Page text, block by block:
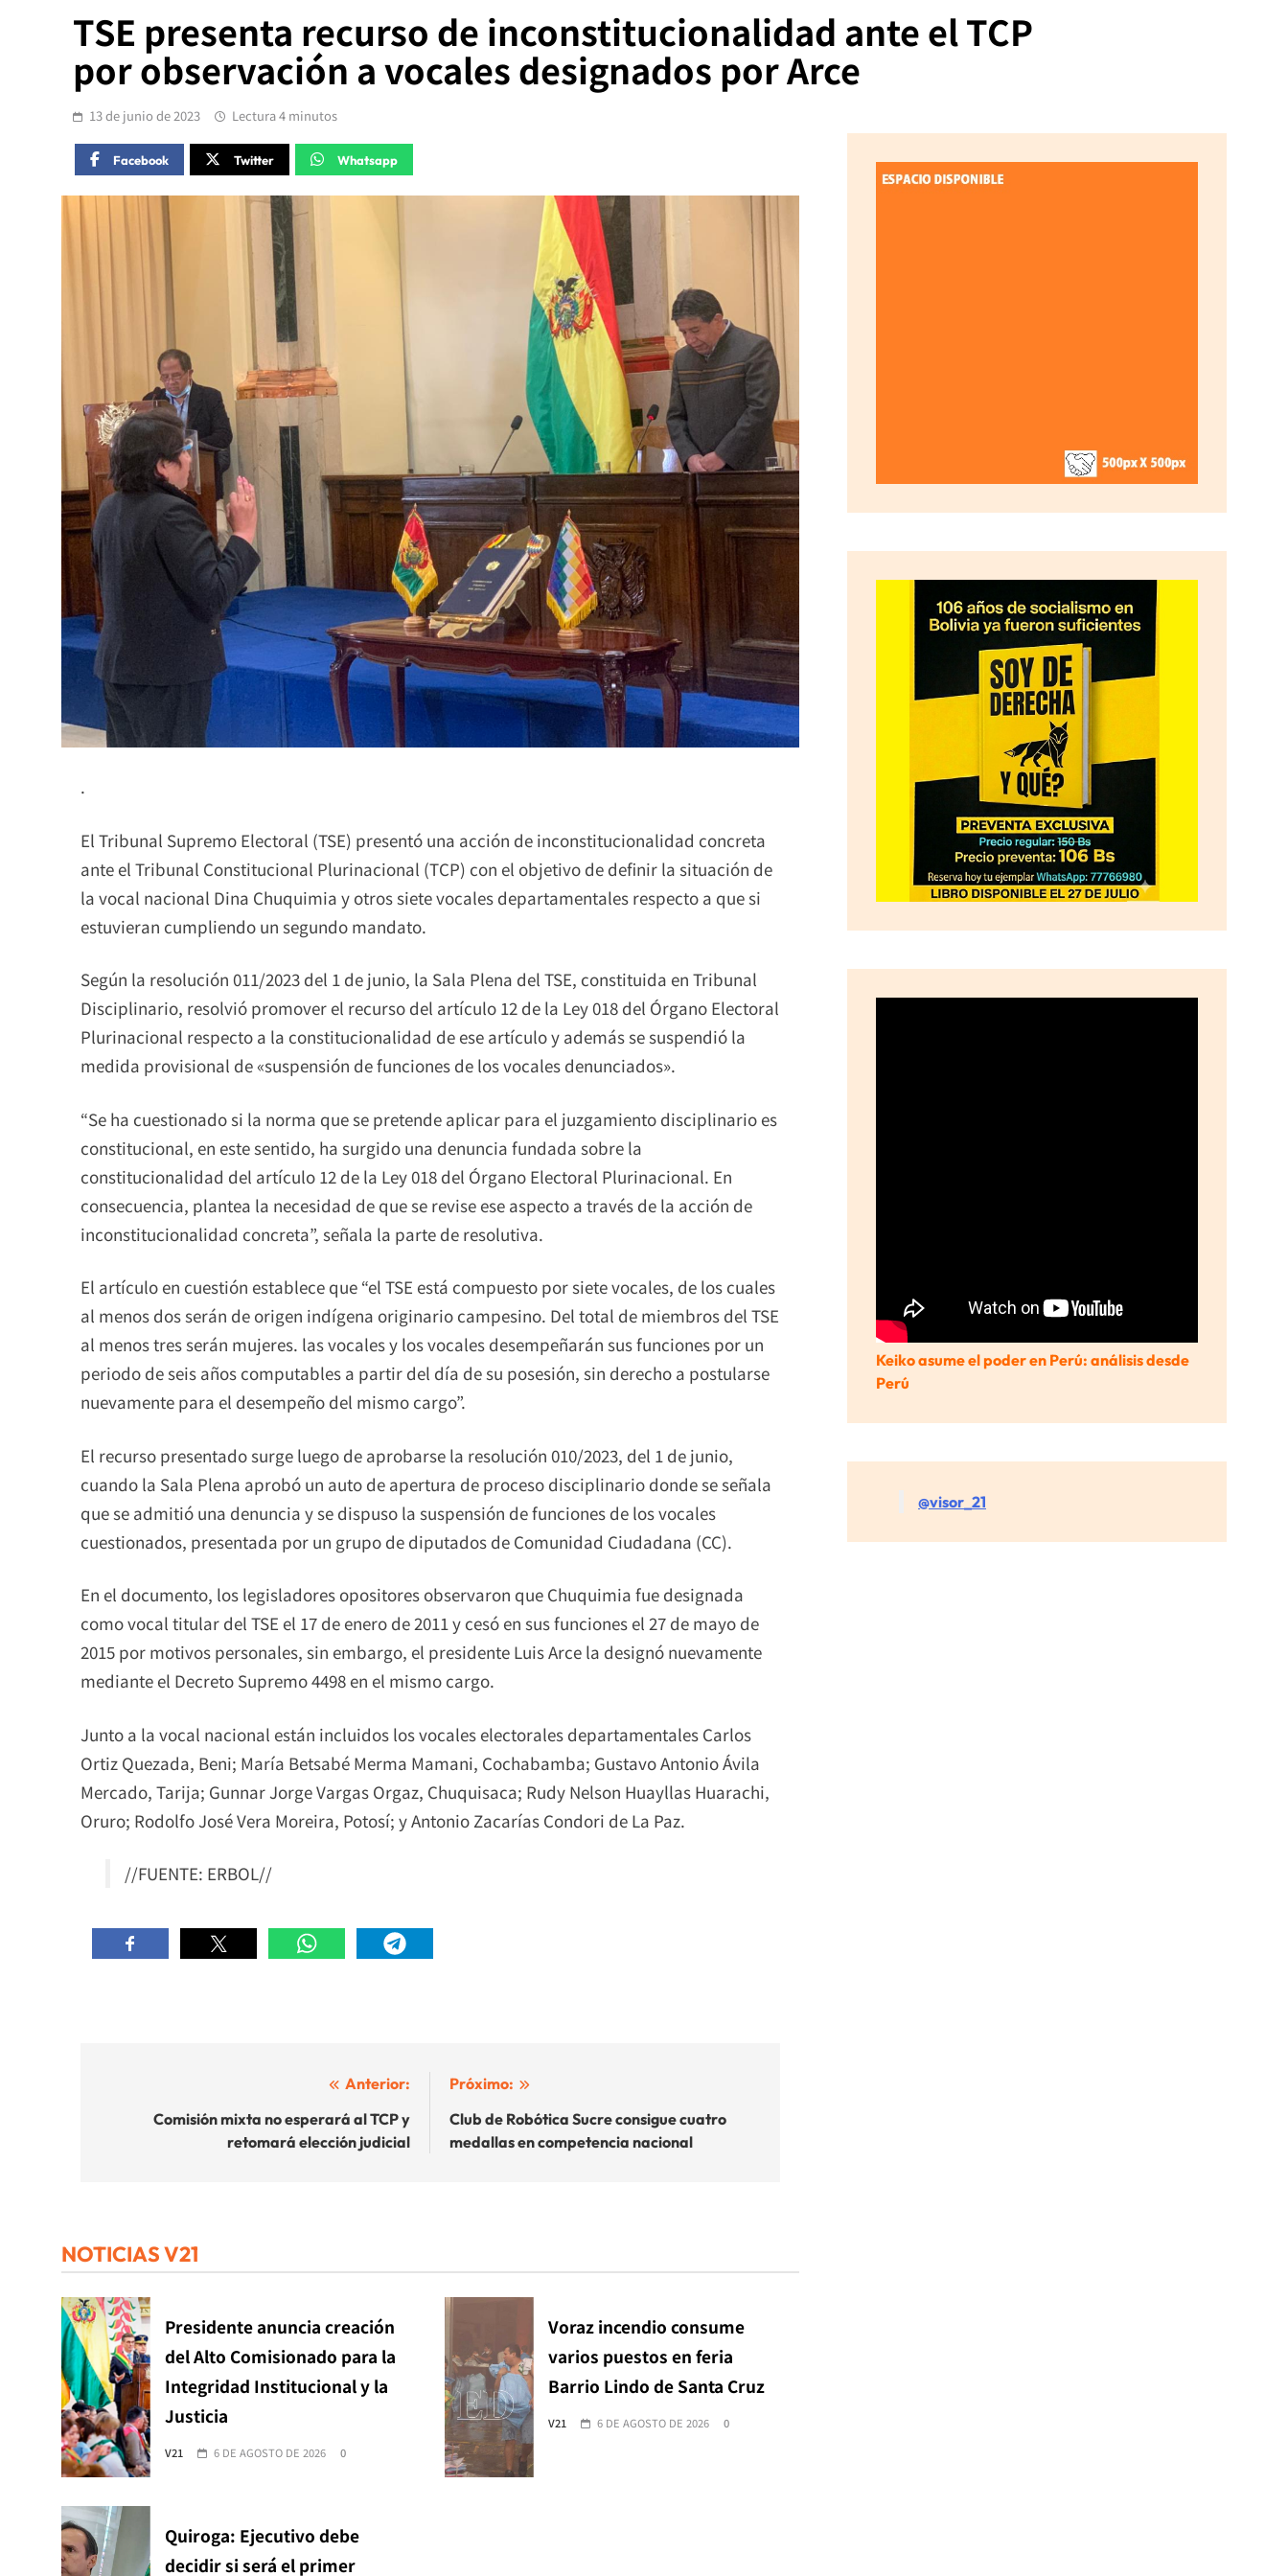
TSE presenta recurso de inconstitucionalidad ante el TCP
por observación a vocales designados por Arce
13 de junio de 2023 Lectura 4 minutos
Facebook Twitter Whatsapp
.
El Tribunal Supremo Electoral (TSE) presentó una acción de inconstitucionalidad concreta
ante el Tribunal Constitucional Plurinacional (TCP) con el objetivo de definir la situación de
la vocal nacional Dina Chuquimia y otros siete vocales departamentales respecto a que si
estuvieran cumpliendo un segundo mandato.
Según la resolución 011/2023 del 1 de junio, la Sala Plena del TSE, constituida en Tribunal
Disciplinario, resolvió promover el recurso del artículo 12 de la Ley 018 del Órgano Electoral
Plurinacional respecto a la constitucionalidad de ese artículo y además se suspendió la
medida provisional de «suspensión de funciones de los vocales denunciados».
“Se ha cuestionado si la norma que se pretende aplicar para el juzgamiento disciplinario es
constitucional, en este sentido, ha surgido una denuncia fundada sobre la
constitucionalidad del artículo 12 de la Ley 018 del Órgano Electoral Plurinacional. En
consecuencia, plantea la necesidad de que se revise ese aspecto a través de la acción de
inconstitucionalidad concreta”, señala la parte de resolutiva.
El artículo en cuestión establece que “el TSE está compuesto por siete vocales, de los cuales
al menos dos serán de origen indígena originario campesino. Del total de miembros del TSE
al menos tres serán mujeres. las vocales y los vocales desempeñarán sus funciones por un
periodo de seis años computables a partir del día de su posesión, sin derecho a postularse
nuevamente para el desempeño del mismo cargo”.
El recurso presentado surge luego de aprobarse la resolución 010/2023, del 1 de junio,
cuando la Sala Plena aprobó un auto de apertura de proceso disciplinario donde se señala
que se admitió una denuncia y se dispuso la suspensión de funciones de los vocales
cuestionados, presentada por un grupo de diputados de Comunidad Ciudadana (CC).
En el documento, los legisladores opositores observaron que Chuquimia fue designada
como vocal titular del TSE el 17 de enero de 2011 y cesó en sus funciones el 27 de mayo de
2015 por motivos personales, sin embargo, el presidente Luis Arce la designó nuevamente
mediante el Decreto Supremo 4498 en el mismo cargo.
Junto a la vocal nacional están incluidos los vocales electorales departamentales Carlos
Ortiz Quezada, Beni; María Betsabé Merma Mamani, Cochabamba; Gustavo Antonio Ávila
Mercado, Tarija; Gunnar Jorge Vargas Orgaz, Chuquisaca; Rudy Nelson Huayllas Huarachi,
Oruro; Rodolfo José Vera Moreira, Potosí; y Antonio Zacarías Condori de La Paz.
//FUENTE: ERBOL//
Anterior:
Comisión mixta no esperará al TCP y
retomará elección judicial
Próximo:
Club de Robótica Sucre consigue cuatro
medallas en competencia nacional
NOTICIAS V21
Presidente anuncia creación
del Alto Comisionado para la
Integridad Institucional y la
Justicia
V21 6 DE AGOSTO DE 2026 0
Voraz incendio consume
varios puestos en feria
Barrio Lindo de Santa Cruz
V21 6 DE AGOSTO DE 2026 0
Quiroga: Ejecutivo debe
decidir si será el primer
Keiko asume el poder en Perú: análisis desde
Perú
@visor_21